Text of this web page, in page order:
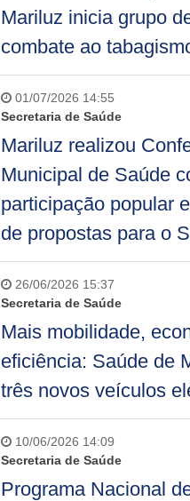
Mariluz inicia grupo
combate ao
01/07/2026 14:55
Secretaria de Saúde
Mariluz realizou
Municipal de Saúde
participação popular
de propostas para o
26/06/2026 15:37
Secretaria de Saúde
Mais mobilidade,
eficiência: Saúde de
três novos veículos
10/06/2026 14:09
Secretaria de Saúde
Programa Nacional